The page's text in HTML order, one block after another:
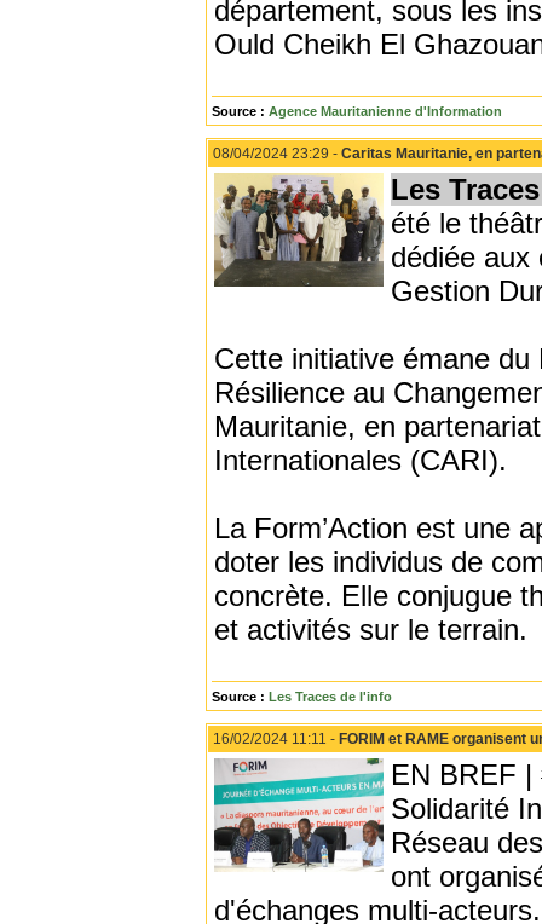
département, sous les
Ould Cheikh El
Source : Agence Mauritanienne d'Information
08/04/2024 23:29 - Caritas Mauritanie, en
Les
été le
dédiée aux
Gestion
Cette initiative émane du
Résilience au
Mauritanie, en
Internationales (CARI).
La Form’Action est une
doter les individus de
concrète. Elle conjugue
et activités sur le terrain.
Source : Les Traces de l'info
16/02/2024 11:11 - FORIM et RAME organisent
EN BREF |
Solidarité
Réseau
ont
d'échanges multi-acteurs.